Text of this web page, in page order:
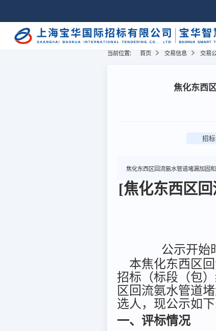
当前位置: 首页 交易信息 交易
焦化东西
招
焦化东西区回流氨水管道堵漏加固
[焦化东西区
公示开始
本焦化东西区回
招标（标段（包
区回流氨水管道
选人，现公示如
一、评标情况